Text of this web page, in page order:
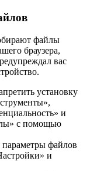
файлы
браузера,
вас
установку
и
с помощью
файлов
и